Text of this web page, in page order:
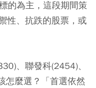
的為主，這段期間策
性、抗跌的股票，或
、聯發科(2454)、
怎麼選？「首選依然